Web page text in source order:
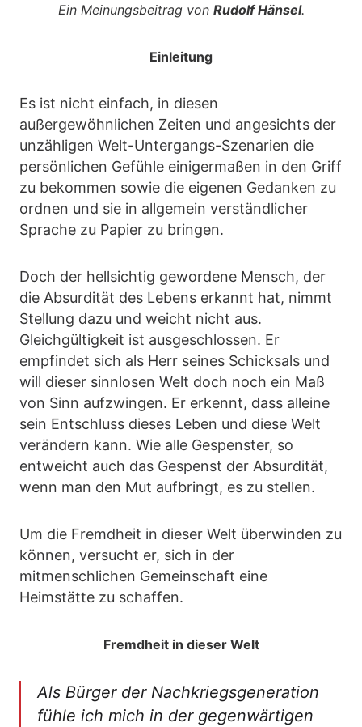
Ein Meinungsbeitrag von Rudolf Hänsel.
Einleitung
Es ist nicht einfach, in diesen
außergewöhnlichen Zeiten und angesichts der
unzähligen Welt-Untergangs-Szenarien die
persönlichen Gefühle einigermaßen in den Griff
zu bekommen sowie die eigenen Gedanken zu
ordnen und sie in allgemein verständlicher
Sprache zu Papier zu bringen.
Doch der hellsichtig gewordene Mensch, der
die Absurdität des Lebens erkannt hat, nimmt
Stellung dazu und weicht nicht aus.
Gleichgültigkeit ist ausgeschlossen. Er
empfindet sich als Herr seines Schicksals und
will dieser sinnlosen Welt doch noch ein Maß
von Sinn aufzwingen. Er erkennt, dass alleine
sein Entschluss dieses Leben und diese Welt
verändern kann. Wie alle Gespenster, so
entweicht auch das Gespenst der Absurdität,
wenn man den Mut aufbringt, es zu stellen.
Um die Fremdheit in dieser Welt überwinden zu
können, versucht er, sich in der
mitmenschlichen Gemeinschaft eine
Heimstätte zu schaffen.
Fremdheit in dieser Welt
Als Bürger der Nachkriegsgeneration
fühle ich mich in der gegenwärtigen